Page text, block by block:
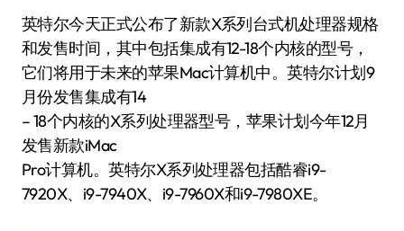
英特尔今天正式公布了新款X系列台式机处理器规格
和发售时间，其中包括集成有12-18个内核的型号，
它们将用于未来的苹果Mac计算机中。英特尔计划9
月份发售集成有14
– 18个内核的X系列处理器型号，苹果计划今年12月
发售新款iMac
Pro计算机。英特尔X系列处理器包括酷睿i9-
7920X、i9-7940X、i9-7960X和i9-7980XE。